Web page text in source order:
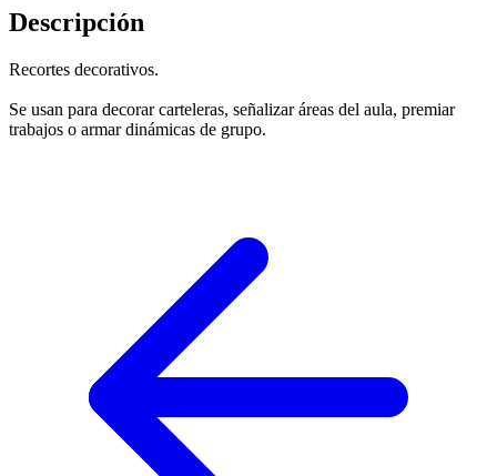
Descripción
Recortes decorativos.
Se usan para decorar carteleras, señalizar áreas del aula, premiar
trabajos o armar dinámicas de grupo.